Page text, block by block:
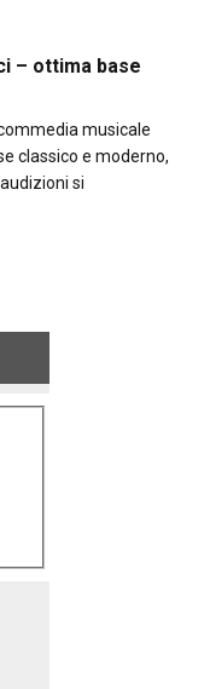
– ottima base
musicale
classico e moderno,
si